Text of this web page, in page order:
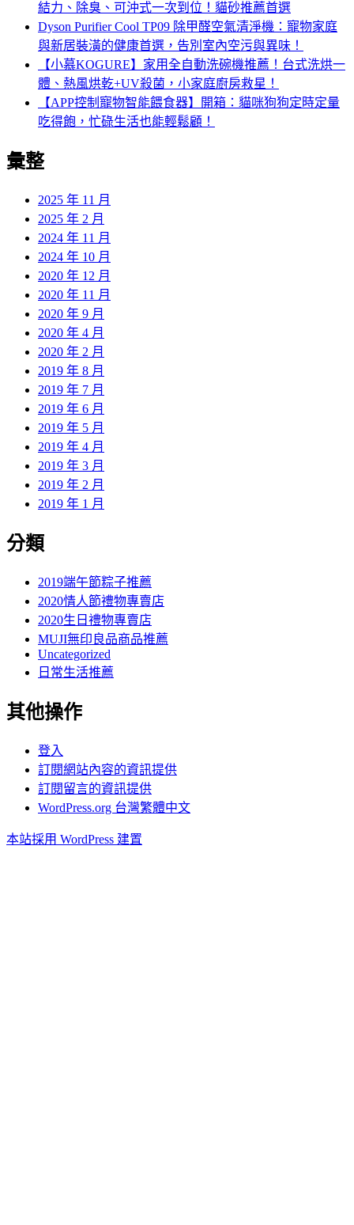
結力、除臭、可沖式一次到位！貓砂推薦首選
Dyson Purifier Cool TP09 除甲醛空氣清淨機：寵物家庭
與新居裝潢的健康首選，告別室內空污與異味！
【小慕KOGURE】家用全自動洗碗機推薦！台式洗烘一
體、熱風烘乾+UV殺菌，小家庭廚房救星！
【APP控制寵物智能餵食器】開箱：貓咪狗狗定時定量
吃得飽，忙碌生活也能輕鬆顧！
彙整
2025 年 11 月
2025 年 2 月
2024 年 11 月
2024 年 10 月
2020 年 12 月
2020 年 11 月
2020 年 9 月
2020 年 4 月
2020 年 2 月
2019 年 8 月
2019 年 7 月
2019 年 6 月
2019 年 5 月
2019 年 4 月
2019 年 3 月
2019 年 2 月
2019 年 1 月
分類
2019端午節粽子推薦
2020情人節禮物專賣店
2020生日禮物專賣店
MUJI無印良品商品推薦
Uncategorized
日常生活推薦
其他操作
登入
訂閱網站內容的資訊提供
訂閱留言的資訊提供
WordPress.org 台灣繁體中文
本站採用 WordPress 建置